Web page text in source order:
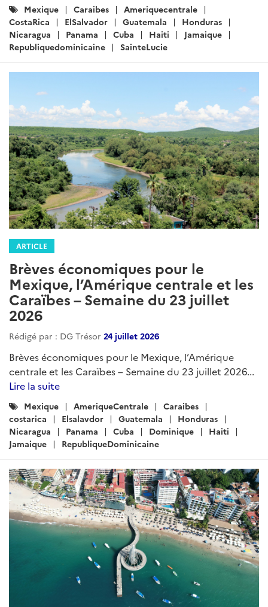
Catégories
:
Mexique Caraibes
Ameriquecentrale
CostaRica
ElSalvador Guatemala
Honduras
Nicaragua
Panama Cuba Haiti
Jamaique
Republiquedominicaine
SainteLucie
ARTICLE
Brèves économiques pour le
Mexique, l’Amérique centrale et les
Caraïbes – Semaine du 23 juillet
2026
Rédigé par : DG Trésor 24 juillet 2026
Brèves économiques pour le Mexique, l’Amérique
centrale et les Caraïbes – Semaine du 23 juillet 2026...
Lire la suite
Catégories
:
Mexique AmeriqueCentrale
Caraibes
costarica
Elsalavdor Guatemala
Honduras
Nicaragua
Panama Cuba Dominique
Haiti
Jamaique
RepubliqueDominicaine